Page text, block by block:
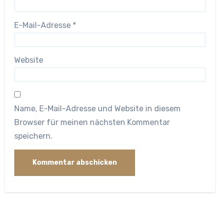
E-Mail-Adresse *
Website
Name, E-Mail-Adresse und Website in diesem
Browser für meinen nächsten Kommentar
speichern.